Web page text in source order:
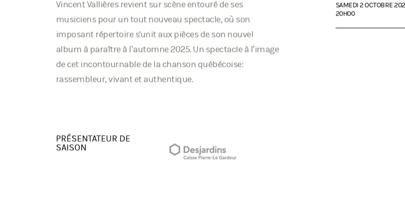
Vincent Vallières revient sur scène entouré de ses
musiciens pour un tout nouveau spectacle, où son
imposant répertoire s'unit aux pièces de son nouvel
album à paraître à l’automne 2025. Un spectacle à l’image
de cet incontournable de la chanson québécoise:
SAMEDI 2 OCTOBRE 2027
PRÉSENTATEUR DE